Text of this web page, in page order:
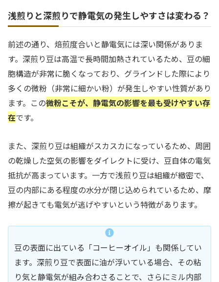
浅煎りと深煎りで静電気の発生しやすさは変わる？
前述の通り、焙煎度合いと静電気には深い関係がありま
す。深煎り豆は高温で長時間加熱されているため、豆の細
胞構造が非常に脆くなっており、グラインドした際により
多くの微粉（非常に細かい粉）が発生しやすい性質があり
ます。この微粉こそが、静電気の影響を最も受けやすい存
在です。
また、深煎り豆は組織がスカスカになっているため、周囲
の乾燥した空気の影響をダイレクトに受け、豆自体の電気
抵抗が高まっています。一方で浅煎り豆は組織が緻密で、
豆の内部にある程度の水分が閉じ込められているため、摩
擦が起きても電気が逃げやすいという特徴があります。
豆の表面に出ている「コーヒーオイル」も関係してい
ます。深煎り豆で表面に油が浮いている場合、その粘
り気と静電気が組み合わさることで、さらにミル内部